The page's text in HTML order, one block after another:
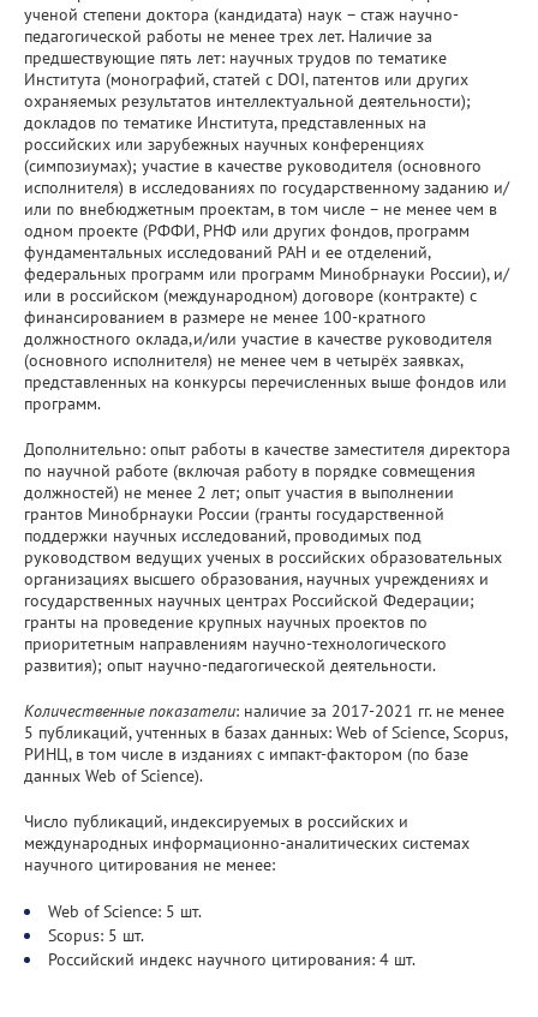
ученой степени доктора (кандидата) наук – стаж научно-
педагогической работы не менее трех лет. Наличие за
предшествующие пять лет: научных трудов по тематике
Института (монографий, статей с DOI, патентов или других
охраняемых результатов интеллектуальной деятельности);
докладов по тематике Института, представленных на
российских или зарубежных научных конференциях
(симпозиумах); участие в качестве руководителя (основного
исполнителя) в исследованиях по государственному заданию и/
или по внебюджетным проектам, в том числе – не менее чем в
одном проекте (РФФИ, РНФ или других фондов, программ
фундаментальных исследований РАН и ее отделений,
федеральных программ или программ Минобрнауки России), и/
или в российском (международном) договоре (контракте) с
финансированием в размере не менее 100-кратного
должностного оклада,и/или участие в качестве руководителя
(основного исполнителя) не менее чем в четырёх заявках,
представленных на конкурсы перечисленных выше фондов или
программ.
Дополнительно: опыт работы в качестве заместителя директора
по научной работе (включая работу в порядке совмещения
должностей) не менее 2 лет; опыт участия в выполнении
грантов Минобрнауки России (гранты государственной
поддержки научных исследований, проводимых под
руководством ведущих ученых в российских образовательных
организациях высшего образования, научных учреждениях и
государственных научных центрах Российской Федерации;
гранты на проведение крупных научных проектов по
приоритетным направлениям научно-технологического
развития); опыт научно-педагогической деятельности.
Количественные показатели: наличие за 2017-2021 гг. не менее
5 публикаций, учтенных в базах данных: Web of Science, Scopus,
РИНЦ, в том числе в изданиях с импакт-фактором (по базе
данных Web of Science).
Число публикаций, индексируемых в российских и
международных информационно-аналитических системах
научного цитирования не менее:
Web of Science: 5 шт.
Scopus: 5 шт.
Российский индекс научного цитирования: 4 шт.